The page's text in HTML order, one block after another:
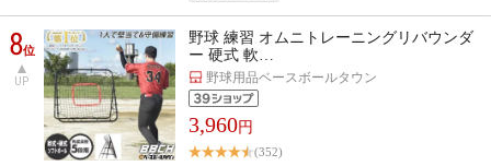
8位
UP
野球 練習 オムニトレーニングリバウンダ
ー 硬式 軟…
野球用品ベースボールタウン
3,960円
(352)